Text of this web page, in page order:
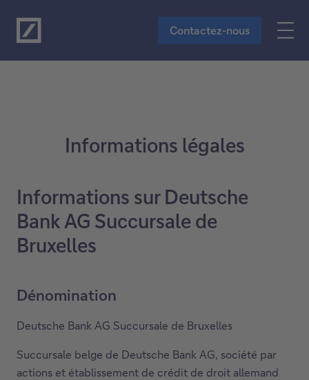
Vers le contenu principal
Contactez-nous
Informations légales
Informations sur Deutsche
Bank AG Succursale de
Bruxelles
Dénomination
Deutsche Bank AG Succursale de Bruxelles
Succursale belge de Deutsche Bank AG, société par
actions et établissement de crédit de droit allemand